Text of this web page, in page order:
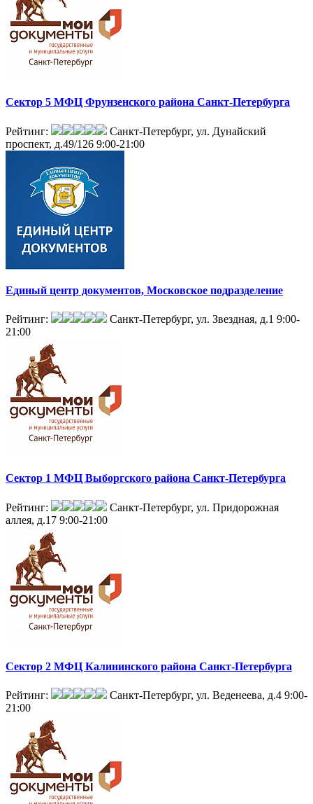
Сектор 5 МФЦ Фрунзенского района Санкт-Петербурга
Рейтинг:
Санкт-Петербург, ул. Дунайский
проспект, д.49/126 9:00-21:00
Единый центр документов, Московское подразделение
Рейтинг: Санкт-Петербург, ул. Звездная, д.1 9:00-
21:00
Сектор 1 МФЦ Выборгского района Санкт-Петербурга
Рейтинг:
Санкт-Петербург, ул. Придорожная
аллея, д.17 9:00-21:00
Сектор 2 МФЦ Калининского района Санкт-Петербурга
Рейтинг: Санкт-Петербург, ул. Веденеева, д.4 9:00-
21:00